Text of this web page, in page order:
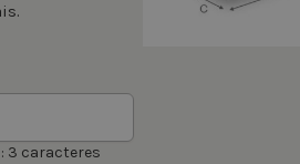
3 caracteres